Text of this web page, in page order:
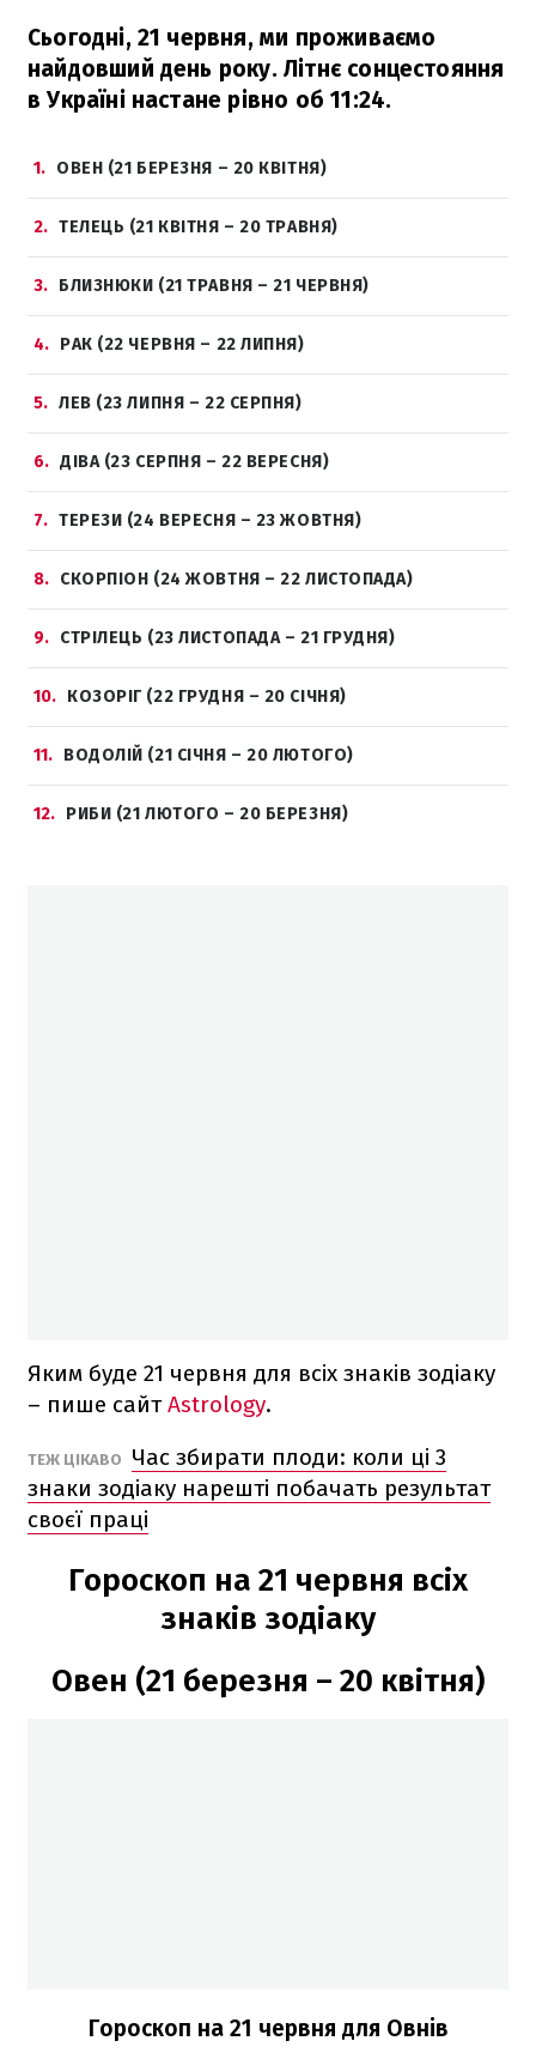
Сьогодні, 21 червня, ми проживаємо
найдовший день року. Літнє сонцестояння
в Україні настане рівно об 11:24.
1 ОВЕН (21 БЕРЕЗНЯ – 20 КВІТНЯ)
2 ТЕЛЕЦЬ (21 КВІТНЯ – 20 ТРАВНЯ)
3 БЛИЗНЮКИ (21 ТРАВНЯ – 21 ЧЕРВНЯ)
4 РАК (22 ЧЕРВНЯ – 22 ЛИПНЯ)
5 ЛЕВ (23 ЛИПНЯ – 22 СЕРПНЯ)
6 ДІВА (23 СЕРПНЯ – 22 ВЕРЕСНЯ)
7 ТЕРЕЗИ (24 ВЕРЕСНЯ – 23 ЖОВТНЯ)
8 СКОРПІОН (24 ЖОВТНЯ – 22 ЛИСТОПАДА)
9 СТРІЛЕЦЬ (23 ЛИСТОПАДА – 21 ГРУДНЯ)
10 КОЗОРІГ (22 ГРУДНЯ – 20 СІЧНЯ)
11 ВОДОЛІЙ (21 СІЧНЯ – 20 ЛЮТОГО)
12 РИБИ (21 ЛЮТОГО – 20 БЕРЕЗНЯ)
Яким буде 21 червня для всіх знаків зодіаку
– пише сайтAstrology.
ТЕЖ ЦІКАВО
Час збирати плоди: коли ці 3
знаки зодіаку нарешті побачать результат
своєї праці
Гороскоп на 21 червня всіх
знаків зодіаку
Овен (21 березня – 20 квітня)
Гороскоп на 21 червня для Овнів